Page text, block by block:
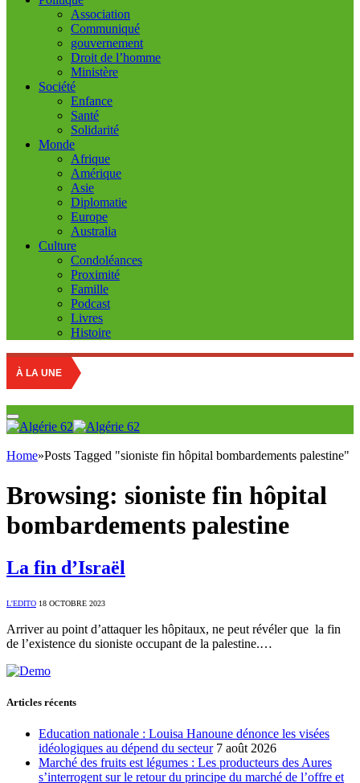
Association
Communiqué
gouvernement
Droit de l’homme
Ministère
Société
Enfance
Santé
Solidarité
Monde
Afrique
Amérique
Asie
Diplomatie
Europe
Australia
Culture
Condoléances
Proximité
Famille
Podcast
Livres
Histoire
À LA UNE
Home»Posts Tagged "sioniste fin hôpital bombardements palestine"
Browsing: sioniste fin hôpital
bombardements palestine
La fin d’Israël
L'EDITO 18 OCTOBRE 2023
Arriver au point d’attaquer les hôpitaux, ne peut révéler que la fin
de l’existence du sioniste occupant de la palestine.…
Articles récents
Education nationale : Louisa Hanoune dénonce les visées
idéologiques au dépend du secteur 7 août 2026
Marché des fruits est légumes : Les producteurs des Aures
s’interrogent sur le retour du principe du marché de l’offre et